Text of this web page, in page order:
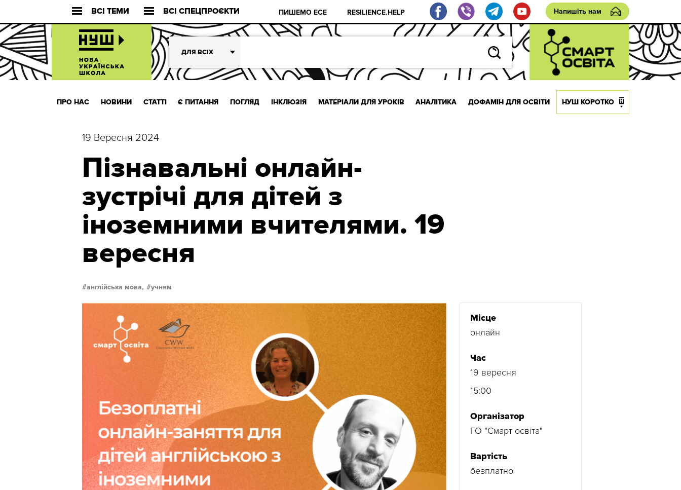
ВСІ ТЕМИ ВСІ СПЕЦПРОЄКТИ ПИШЕМО ЕСЕ RESILIENCE.HELP Напишіть нам
ДЛЯ ВСІХ
ПРО НАС НОВИНИ СТАТТІ Є ПИТАННЯ ПОГЛЯД ІНКЛЮЗІЯ МАТЕРІАЛИ ДЛЯ УРОКІВ АНАЛІТИКА ДОФАМІН ДЛЯ ОСВІТИ НУШ КОРОТКО
19 Вересня 2024
Пізнавальні онлайн-
зустрічі для дітей з
іноземними вчителями. 19
вересня
англійська мова, учням
Місце
онлайн
Час
19 вересня
15:00
Організатор
ГО "Смарт освіта"
Вартість
безплатно